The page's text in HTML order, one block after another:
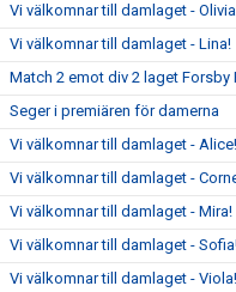
Vi välkomnar till damlaget -
Vi välkomnar till damlaget - Lina!
Match 2 emot div 2 laget Forsby
Seger i premiären för damerna
Vi välkomnar till damlaget - Alice!
Vi välkomnar till damlaget -
Vi välkomnar till damlaget - Mira!
Vi välkomnar till damlaget -
Vi välkomnar till damlaget - Viola!